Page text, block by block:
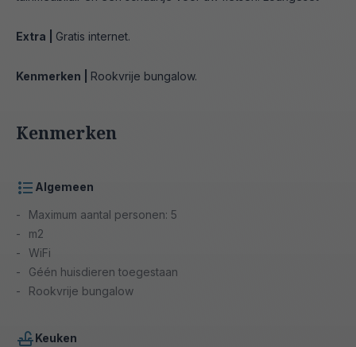
Extra | Gratis internet.
Kenmerken | Rookvrije bungalow.
Kenmerken
Algemeen
Maximum aantal personen: 5
m2
WiFi
Géén huisdieren toegestaan
Rookvrije bungalow
Keuken